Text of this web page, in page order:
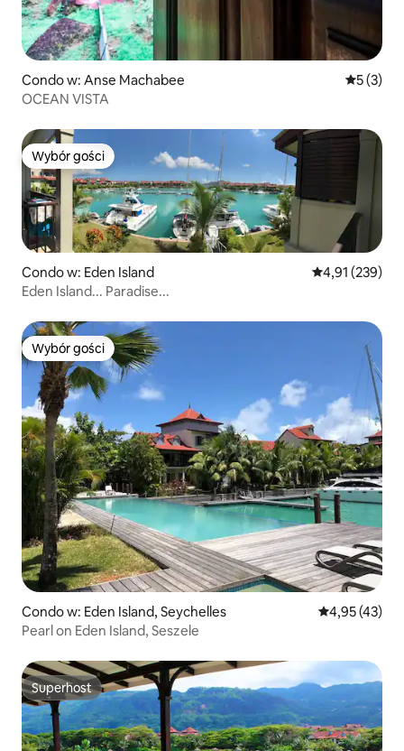
Condo w: Anse Machabee Średnia
5 (3)
OCEAN VISTA
Wybór gości
Wybór gości
Condo w: Eden Island Średnia
4,91 (239)
Eden Island... Paradise...
Wybór gości
Wybór gości
Condo w: Eden Island, Seychelles Średnia
4,95 (43)
Pearl on Eden Island, Seszele
Superhost
Superhost